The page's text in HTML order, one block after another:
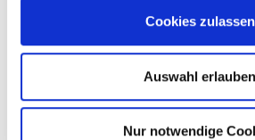
Cookies zulassen
Auswahl erlauben
Nur notwendige
In der Anlage finden Sie die Agenda
zum Download. Weitere
Möglichkeit zur Anmeldung finden